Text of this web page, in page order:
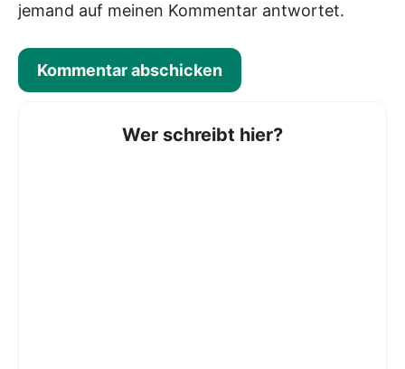
jemand auf meinen Kommentar antwortet.
Wer schreibt hier?